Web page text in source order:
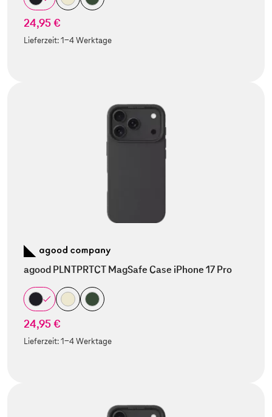
24,95 €
Lieferzeit:1-4 Werktage
agood PLNTPRTCT MagSafe Case iPhone 17 Pro
24,95 €
Lieferzeit:1-4 Werktage